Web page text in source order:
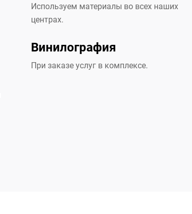
Используем материалы во всех наших
центрах.
Винилография
При заказе услуг в комплексе.